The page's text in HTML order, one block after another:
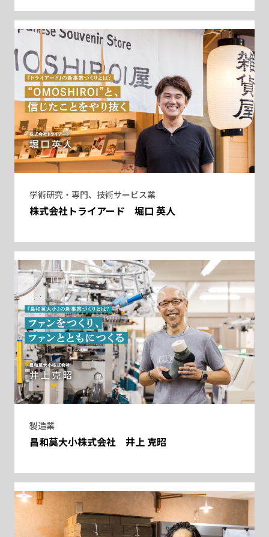
学術研究・専門、技術サービス業
株式会社トライアード 堀口 英人
製造業
昌和莫大小株式会社 井上 克昭